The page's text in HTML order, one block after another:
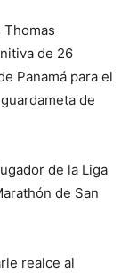
de 26
Panamá para el
de
de la Liga
de San
realce al